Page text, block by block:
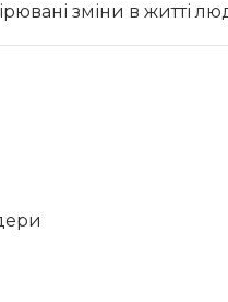
зміни в житті